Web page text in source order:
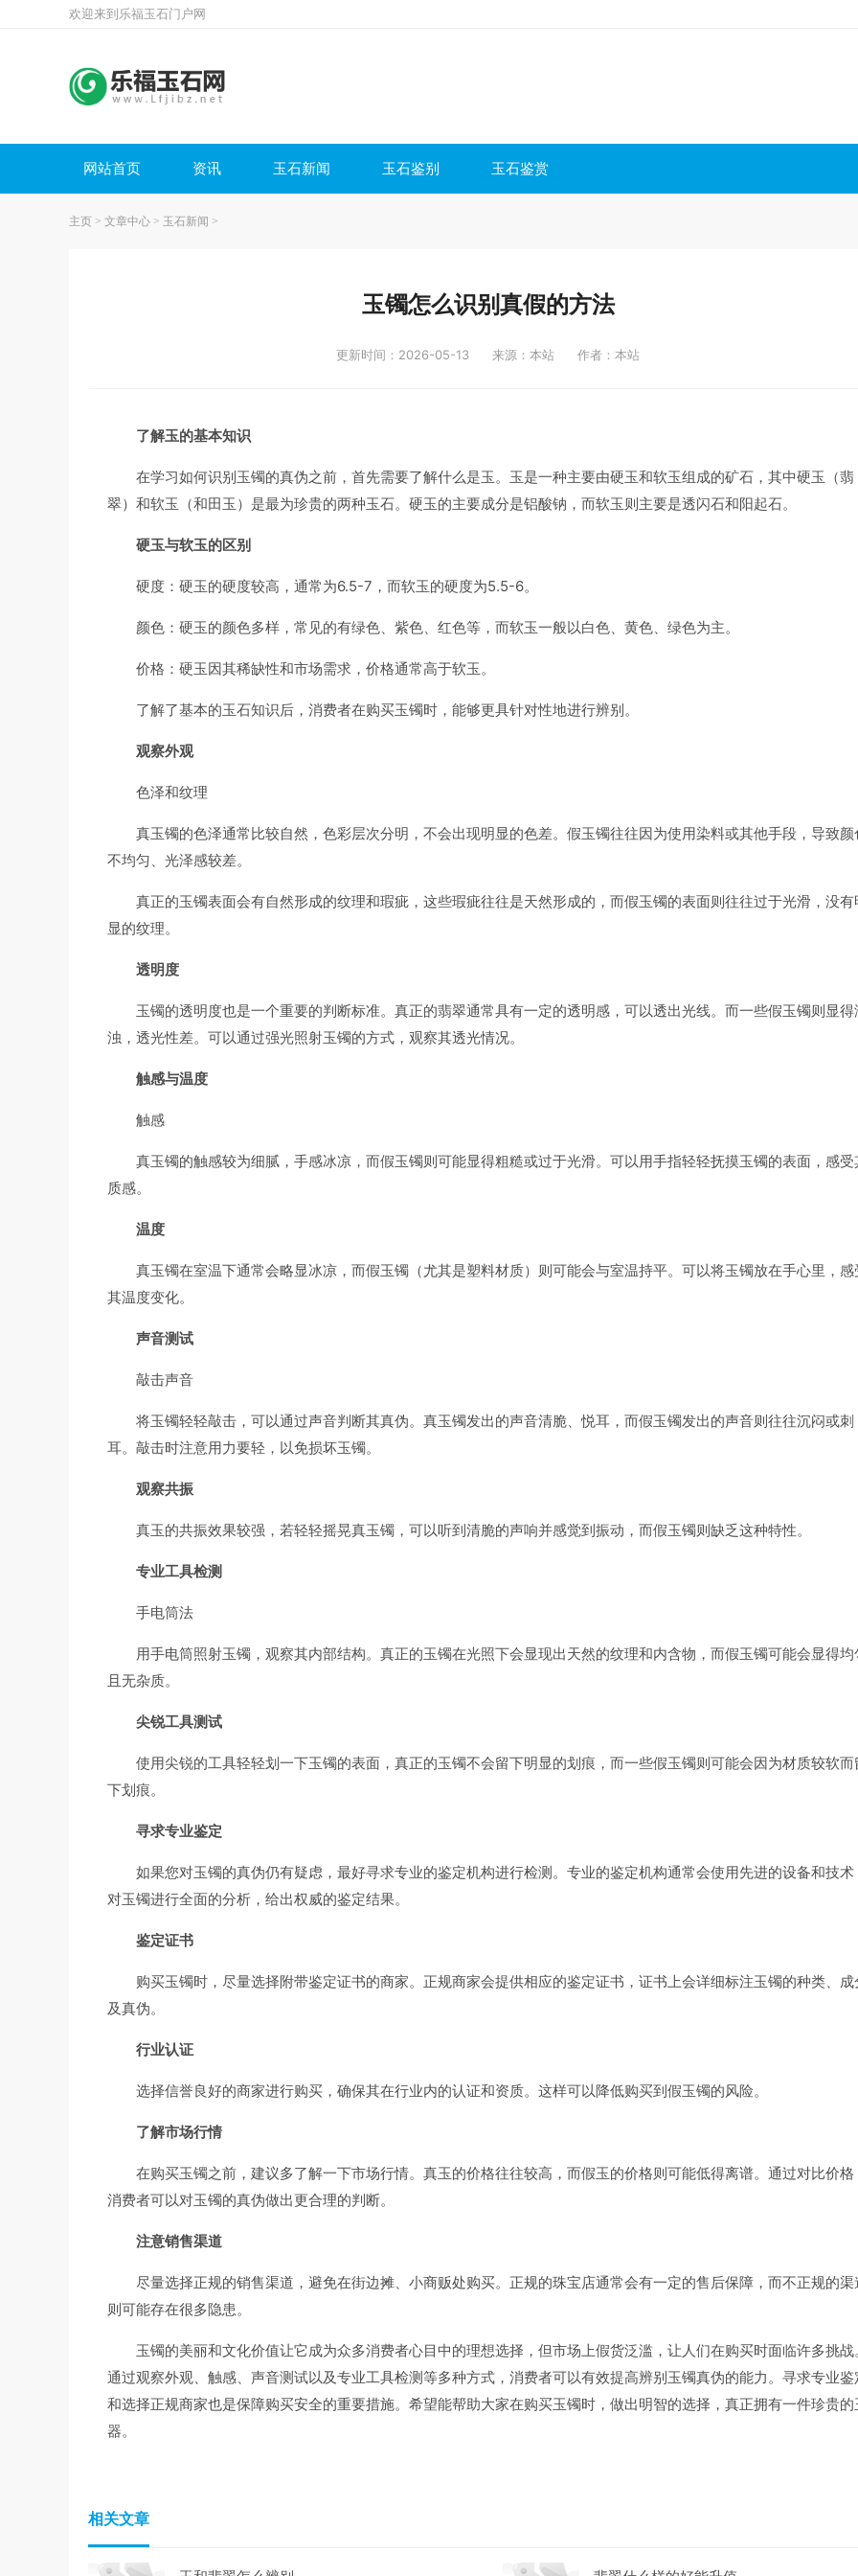
欢迎来到乐福玉石门户网
网站首页 资讯 玉石新闻 玉石鉴别 玉石鉴赏
主页 > 文章中心 > 玉石新闻 >
玉镯怎么识别真假的方法
更新时间：2026-05-13 来源：本站 作者：本站
了解玉的基本知识
在学习如何识别玉镯的真伪之前，首先需要了解什么是玉。玉是一种主要由硬玉和软玉组成的矿石，其中硬玉（翡
翠）和软玉（和田玉）是最为珍贵的两种玉石。硬玉的主要成分是铝酸钠，而软玉则主要是透闪石和阳起石。
硬玉与软玉的区别
硬度：硬玉的硬度较高，通常为6.5-7，而软玉的硬度为5.5-6。
颜色：硬玉的颜色多样，常见的有绿色、紫色、红色等，而软玉一般以白色、黄色、绿色为主。
价格：硬玉因其稀缺性和市场需求，价格通常高于软玉。
了解了基本的玉石知识后，消费者在购买玉镯时，能够更具针对性地进行辨别。
观察外观
色泽和纹理
真玉镯的色泽通常比较自然，色彩层次分明，不会出现明显的色差。假玉镯往往因为使用染料或其他手段，导致颜
不均匀、光泽感较差。
真正的玉镯表面会有自然形成的纹理和瑕疵，这些瑕疵往往是天然形成的，而假玉镯的表面则往往过于光滑，没有
显的纹理。
透明度
玉镯的透明度也是一个重要的判断标准。真正的翡翠通常具有一定的透明感，可以透出光线。而一些假玉镯则显得
浊，透光性差。可以通过强光照射玉镯的方式，观察其透光情况。
触感与温度
触感
真玉镯的触感较为细腻，手感冰凉，而假玉镯则可能显得粗糙或过于光滑。可以用手指轻轻抚摸玉镯的表面，感受
质感。
温度
真玉镯在室温下通常会略显冰凉，而假玉镯（尤其是塑料材质）则可能会与室温持平。可以将玉镯放在手心里，感
其温度变化。
声音测试
敲击声音
将玉镯轻轻敲击，可以通过声音判断其真伪。真玉镯发出的声音清脆、悦耳，而假玉镯发出的声音则往往沉闷或刺
耳。敲击时注意用力要轻，以免损坏玉镯。
观察共振
真玉的共振效果较强，若轻轻摇晃真玉镯，可以听到清脆的声响并感觉到振动，而假玉镯则缺乏这种特性。
专业工具检测
手电筒法
用手电筒照射玉镯，观察其内部结构。真正的玉镯在光照下会显现出天然的纹理和内含物，而假玉镯可能会显得均
且无杂质。
尖锐工具测试
使用尖锐的工具轻轻划一下玉镯的表面，真正的玉镯不会留下明显的划痕，而一些假玉镯则可能会因为材质较软而
下划痕。
寻求专业鉴定
如果您对玉镯的真伪仍有疑虑，最好寻求专业的鉴定机构进行检测。专业的鉴定机构通常会使用先进的设备和技术
对玉镯进行全面的分析，给出权威的鉴定结果。
鉴定证书
购买玉镯时，尽量选择附带鉴定证书的商家。正规商家会提供相应的鉴定证书，证书上会详细标注玉镯的种类、成
及真伪。
行业认证
选择信誉良好的商家进行购买，确保其在行业内的认证和资质。这样可以降低购买到假玉镯的风险。
了解市场行情
在购买玉镯之前，建议多了解一下市场行情。真玉的价格往往较高，而假玉的价格则可能低得离谱。通过对比价格
消费者可以对玉镯的真伪做出更合理的判断。
注意销售渠道
尽量选择正规的销售渠道，避免在街边摊、小商贩处购买。正规的珠宝店通常会有一定的售后保障，而不正规的渠
则可能存在很多隐患。
玉镯的美丽和文化价值让它成为众多消费者心目中的理想选择，但市场上假货泛滥，让人们在购买时面临许多挑战
通过观察外观、触感、声音测试以及专业工具检测等多种方式，消费者可以有效提高辨别玉镯真伪的能力。寻求专业鉴
和选择正规商家也是保障购买安全的重要措施。希望能帮助大家在购买玉镯时，做出明智的选择，真正拥有一件珍贵的
器。
相关文章